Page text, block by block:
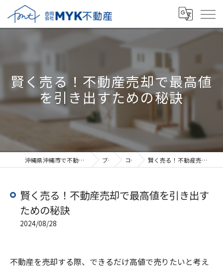
賢く売る！不動産売却で最高値
を引き出すための秘訣
沖縄県沖縄市で不動産売却なら合同会社MYK不動産 ブログ コラム 賢く売る！不動産売却で最高値を引き出すための秘訣
賢く売る！不動産売却で最高値を引き出す
ための秘訣
2024/08/28
不動産を売却する際、できるだけ高値で売りたいと考え